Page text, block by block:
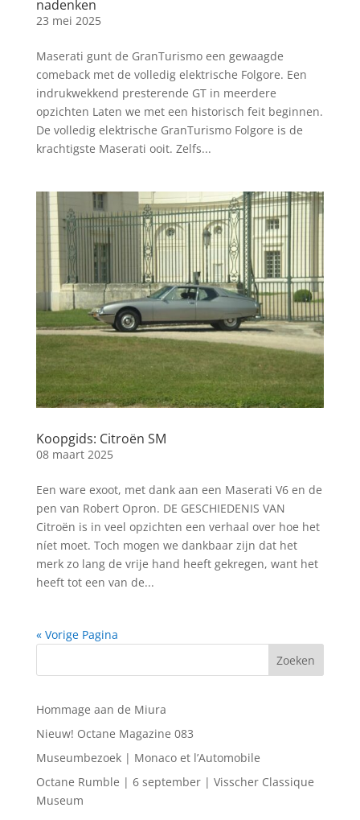
nadenken
23 mei 2025
Maserati gunt de GranTurismo een gewaagde
comeback met de volledig elektrische Folgore. Een
indrukwekkend presterende GT in meerdere
opzichten Laten we met een historisch feit beginnen.
De volledig elektrische GranTurismo Folgore is de
krachtigste Maserati ooit. Zelfs...
Koopgids: Citroën SM
08 maart 2025
Een ware exoot, met dank aan een Maserati V6 en de
pen van Robert Opron. DE GESCHIEDENIS VAN
Citroën is in veel opzichten een verhaal over hoe het
níet moet. Toch mogen we dankbaar zijn dat het
merk zo lang de vrije hand heeft gekregen, want het
heeft tot een van de...
« Vorige Pagina
Hommage aan de Miura
Nieuw! Octane Magazine 083
Museumbezoek | Monaco et l’Automobile
Octane Rumble | 6 september | Visscher Classique
Museum